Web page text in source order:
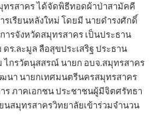
ทรสาคร ได้จัดพิธีทอดผ้าป่าสามัคคี
รเรียนหลังใหม่ โดยมี นายดำรงศักดิ์
ารจังหวัดสมุทรสาคร เป็นประธาน
ร.ละมูล ลือสุขประเสริฐ ประธาน
ไกรวัตนุสสรณ์ นายก อบจ.สมุทรสาคร
นา นายกเทศมนตรีนครสมุทรสาคร
ร ภาคเอกชน ประชาชนผู้มีจิตศรัทธา
นสมุทรสาครวิทยาลัยเข้าร่วมจำนวน